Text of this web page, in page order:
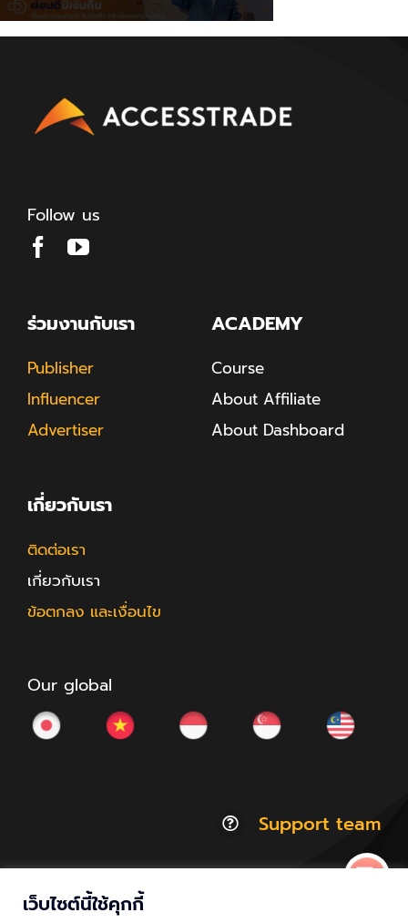
Follow us
ร่วมงานกับเรา
Publisher
Influencer
Advertiser
ACADEMY
Course
About Affiliate
About Dashboard
เกี่ยวกับเรา
ติดต่อเรา
เกี่ยวกับเรา
ข้อตกลง และเงื่อนไข
Our global
Support team
เว็บไซต์นี้ใช้คุกกี้